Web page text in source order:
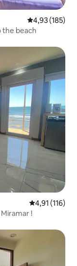
Évaluation
4,93 (185)
the beach
Évaluation
4,91 (116)
!